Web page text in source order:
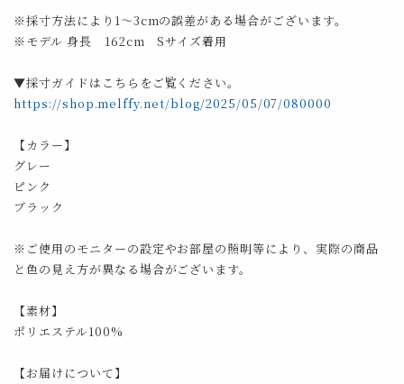
※採寸方法により1～3cmの誤差がある場合がございます。
※モデル 身長 162cm Sサイズ着用
▼採寸ガイドはこちらをご覧ください。
https://shop.melffy.net/blog/2025/05/07/080000
【カラー】
グレー
ピンク
ブラック
※ご使用のモニターの設定やお部屋の照明等により、実際の商品
と色の見え方が異なる場合がございます。
【素材】
ポリエステル100%
【お届けについて】